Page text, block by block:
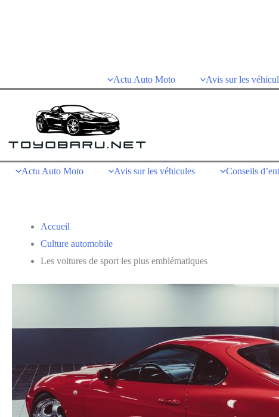
Actu Auto Moto Avis sur les
Actu Auto Moto Avis sur les véhicules Conseils
Accueil
Culture automobile
Les voitures de sport les plus emblématiques